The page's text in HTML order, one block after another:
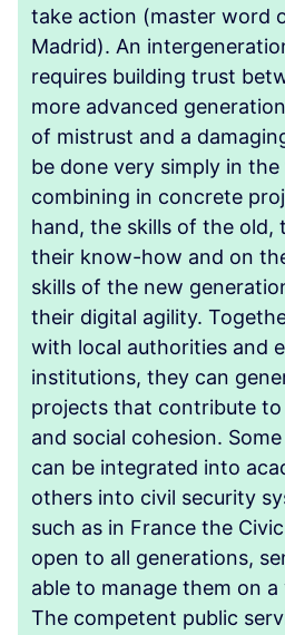
take action (master word
Madrid). An
requires building trust
more advanced
of mistrust and a
be done very simply in
combining in concrete
hand, the skills of the old,
their know-how and on
skills of the new
their digital agility.
with local authorities and
institutions, they can
projects that contribute
and social cohesion.
can be integrated into
others into civil security
such as in France the
open to all generations,
able to manage them on
The competent public